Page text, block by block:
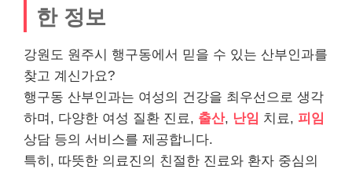
한 정보
강원도 원주시 행구동에서 믿을 수 있는 산부인과를
찾고 계신가요?
행구동 산부인과는 여성의 건강을 최우선으로 생각
하며, 다양한 여성 질환 진료, 출산, 난임 치료, 피임
상담 등의 서비스를 제공합니다.
특히, 따뜻한 의료진의 친절한 진료와 환자 중심의